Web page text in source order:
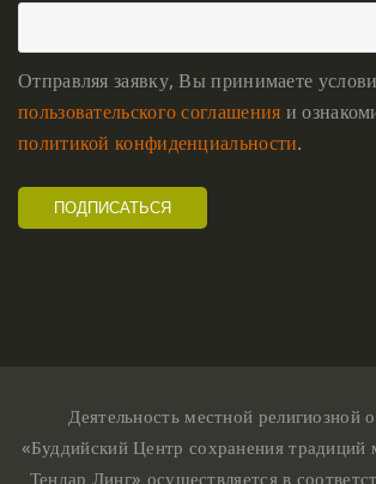
Отправляя заявку, Вы принимаете
пользовательского соглашения и
политикой конфиденциальности.
Деятельность местной религиозной
«Буддийский Центр сохранения традиций
Тендар Линг» осуществляется в